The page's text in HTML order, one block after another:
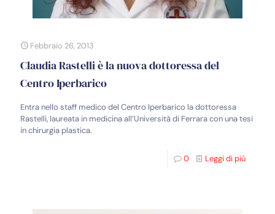
Febbraio 26, 2013
Claudia Rastelli è la nuova dottoressa del
Centro Iperbarico
Entra nello staff medico del Centro Iperbarico la dottoressa
Rastelli, laureata in medicina all’Università di Ferrara con una tesi
in chirurgia plastica.
0 Leggi di più